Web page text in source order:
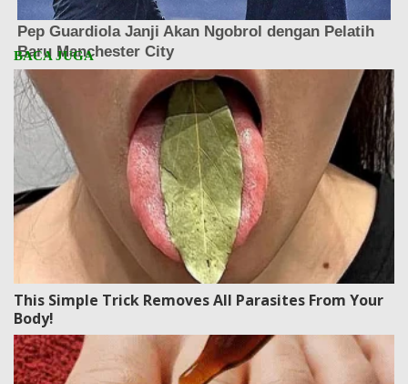
This Simple Trick Removes All Parasites From Your
Body!